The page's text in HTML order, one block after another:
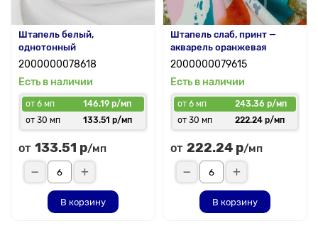
Штапель белый,
однотонный
2000000078618
Есть в наличии
от 6 мп
146.19 р/мп
от 30 мп
133.51 р/мп
от 133.51 р/мп
В корзину
Штапель слаб, принт —
акварель оранжевая
2000000079615
Есть в наличии
от 6 мп
243.36 р/мп
от 30 мп
222.24 р/мп
от 222.24 р/мп
В корзину